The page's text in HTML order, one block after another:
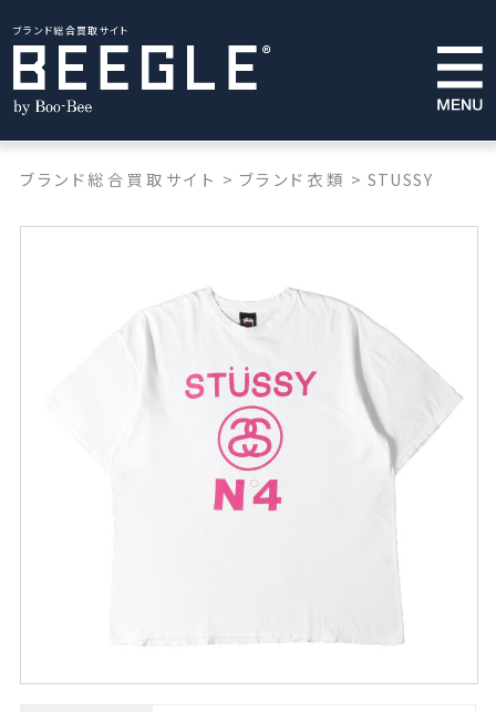
ブランド総合買取サイト
ブランド総合買取サイト > ブランド衣類 > STUSSY